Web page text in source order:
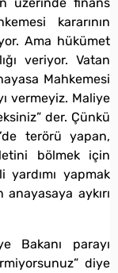
kararının
Ama hükümet
veriyor. Vatan
Mahkemesi
vermeyiz. Maliye
der. Çünkü
terörü yapan,
bölmek için
yapmak
anayasaya aykırı
Bakanı parayı
diye